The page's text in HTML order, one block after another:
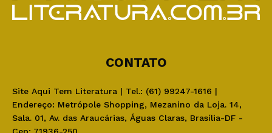
CONTATO
Site Aqui Tem Literatura | Tel.: (61) 99247-1616 |
Endereço: Metrópole Shopping, Mezanino da Loja. 14,
Sala. 01, Av. das Araucárias, Águas Claras, Brasília-DF -
Cep: 71936-250